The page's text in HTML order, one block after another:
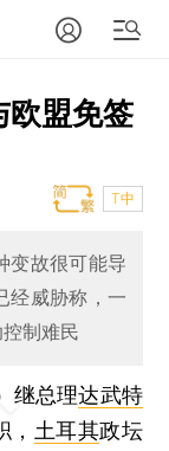
欧盟免签
T中
变故很可能导
经威胁称，一
制难民
继总理达武特
土耳其政坛